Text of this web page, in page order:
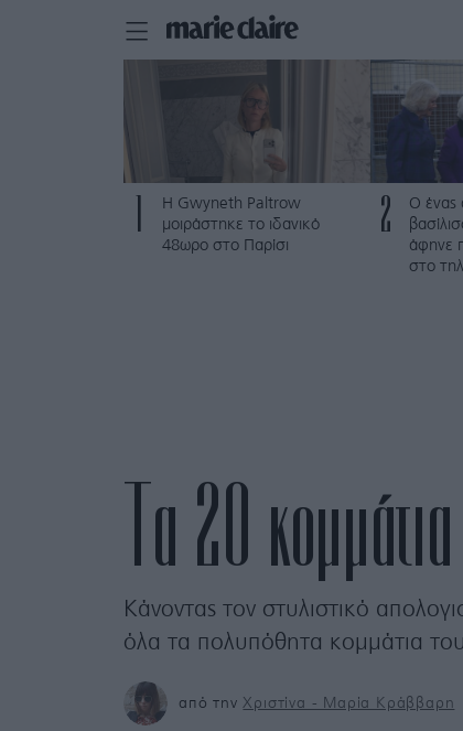
Η Gwyneth Paltrow
μοιράστηκε το ιδανικό
48ωρο στο Παρίσι
2
Ο ένας
άφηνε
στο
Τα 20
Κάνοντας τον στυλιστικό
όλα τα πολυπόθητα κομμάτια
από την Χριστίνα - Μαρία Κράββαρη